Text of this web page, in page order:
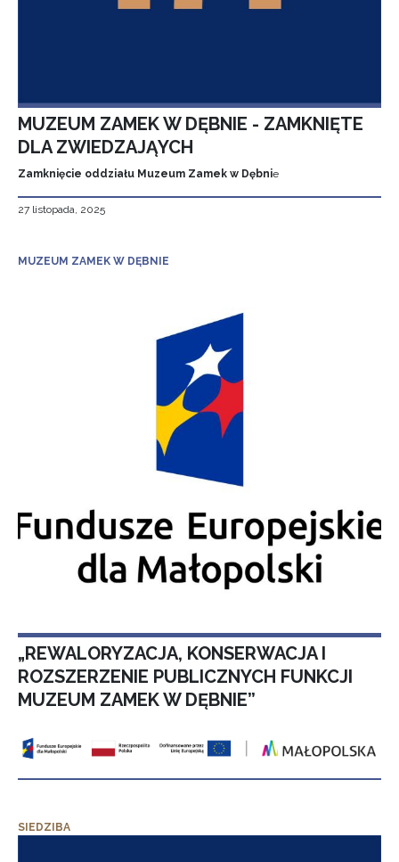
MUZEUM ZAMEK W DĘBNIE - ZAMKNIĘTE
DLA ZWIEDZAJĄYCH
Zamknięcie oddziału Muzeum Zamek w Dębnie
27 listopada, 2025
MUZEUM ZAMEK W DĘBNIE
„REWALORYZACJA, KONSERWACJA I
ROZSZERZENIE PUBLICZNYCH FUNKCJI
MUZEUM ZAMEK W DĘBNIE”
SIEDZIBA